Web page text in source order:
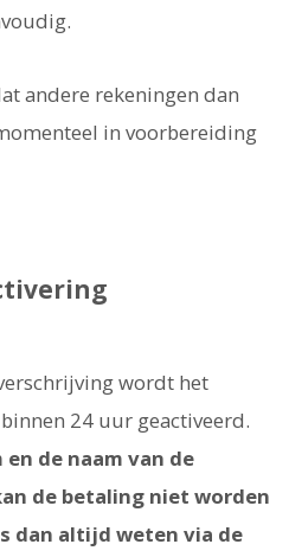
andere rekeningen dan
in voorbereiding
wordt het
24 uur geactiveerd.
de naam van de
de betaling niet worden
dan altijd weten via de